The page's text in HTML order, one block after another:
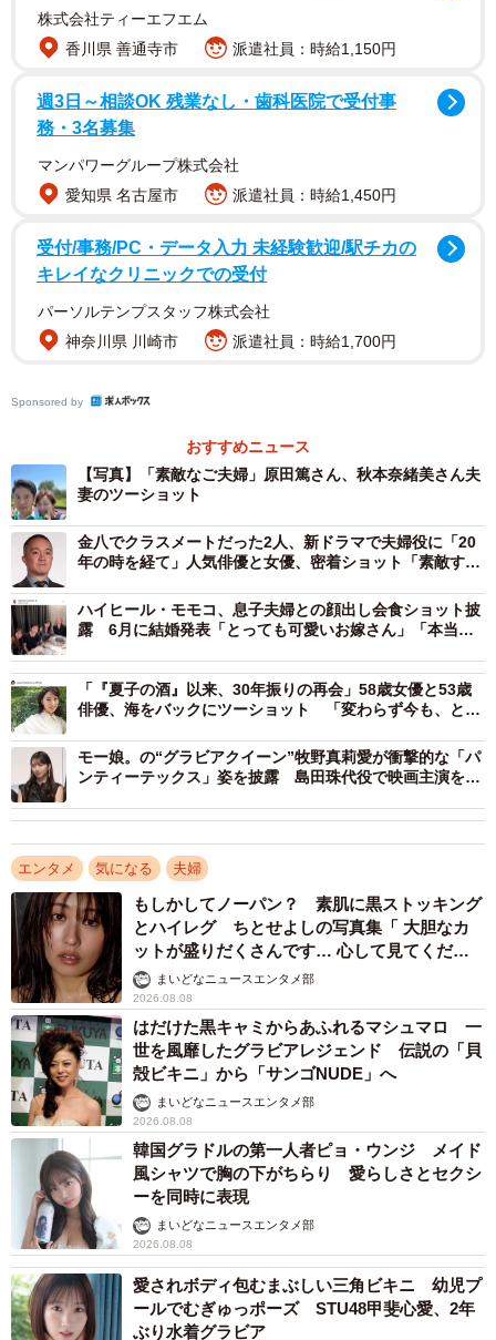
秋本奈緒美さんは1963年1月13日生まれ。1982年にジャズ
シンガーとしてデビューし、翌年にはテレビ番組『オール
ナイトフジ』初代の司会を鳥越マリと共に務めた。映画
「卒業写真」、ドラマ「探偵家族」、「救命病棟24時など
株式会社ティーエフエム
香川県 善通寺市
派遣社員：時給1,150円
週3日～相談OK 残業なし・歯科医院で受付事
務・3名募集
マンパワーグループ株式会社
愛知県 名古屋市
派遣社員：時給1,450円
受付/事務/PC・データ入力 未経験歓迎/駅チカの
キレイなクリニックでの受付
パーソルテンプスタッフ株式会社
神奈川県 川崎市
派遣社員：時給1,700円
Sponsored by
おすすめニュース
【写真】「素敵なご夫婦」原田篤さん、秋本奈緒美さん夫
妻のツーショット
金八でクラスメートだった2人、新ドラマで夫婦役に「20
年の時を経て」人気俳優と女優、密着ショット「素敵す
ハイヒール・モモコ、息子夫婦との顔出し会食ショット披
露 6月に結婚発表「とっても可愛いお嫁さん」「本当に
「『夏子の酒』以来、30年振りの再会」58歳女優と53歳
俳優、海をバックにツーショット 「変わらず今も、とて
モー娘。の“グラビアクイーン”牧野真莉愛が衝撃的な「パ
ンティーテックス」姿を披露 島田珠代役で映画主演を告
エンタメ 気になる 夫婦
もしかしてノーパン？ 素肌に黒ストッキング
とハイレグ ちとせよしの写真集「 大胆なカ
ットが盛りだくさんです… 心して見てくださ
い」まいどなニュースエンタメ部
2026.08.08
はだけた黒キャミからあふれるマシュマロ 一
世を風靡したグラビアレジェンド 伝説の「貝
殻ビキニ」から「サンゴNUDE」へ
まいどなニュースエンタメ部
2026.08.08
韓国グラドルの第一人者ピョ・ウンジ メイド
風シャツで胸の下がちらり 愛らしさとセクシ
ーを同時に表現
まいどなニュースエンタメ部
2026.08.08
愛されボディ包むまぶしい三角ビキニ 幼児プ
ールでむぎゅっポーズ STU48甲斐心愛、2年
ぶり水着グラビア